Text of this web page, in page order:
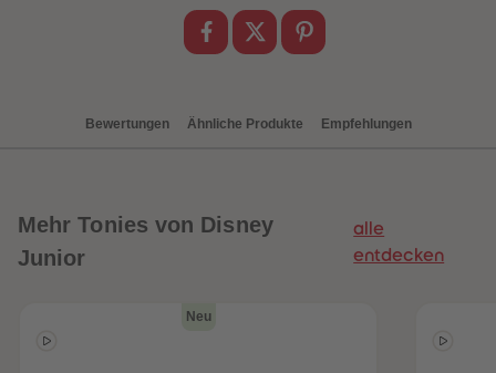
Bewertungen Ähnliche Produkte Empfehlungen
Mehr Tonies von Disney
Junior
alle
entdecken
Neu